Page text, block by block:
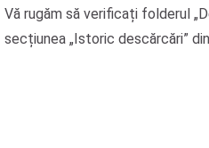
Vă rugăm să verificați folderul
secțiunea „Istoric descărcări”